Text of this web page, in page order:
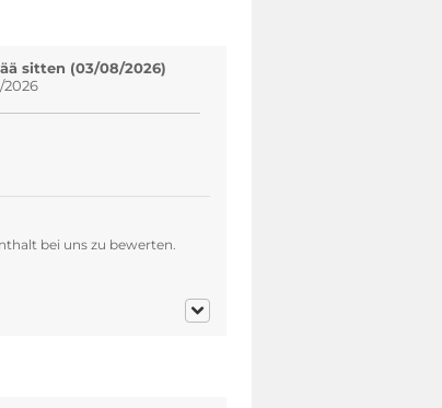
sitten (03/08/2026)
bei uns zu bewerten.